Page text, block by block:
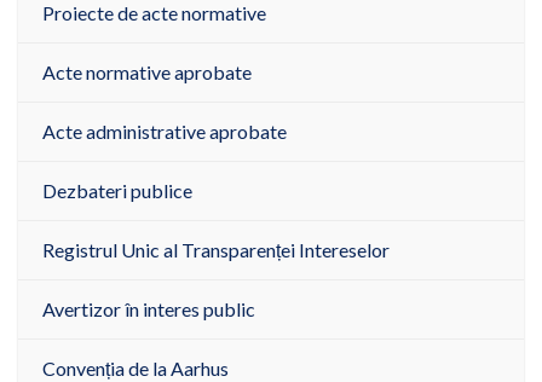
Proiecte de acte normative
Acte normative aprobate
Acte administrative aprobate
Dezbateri publice
Registrul Unic al Transparenței Intereselor
Avertizor în interes public
Convenția de la Aarhus